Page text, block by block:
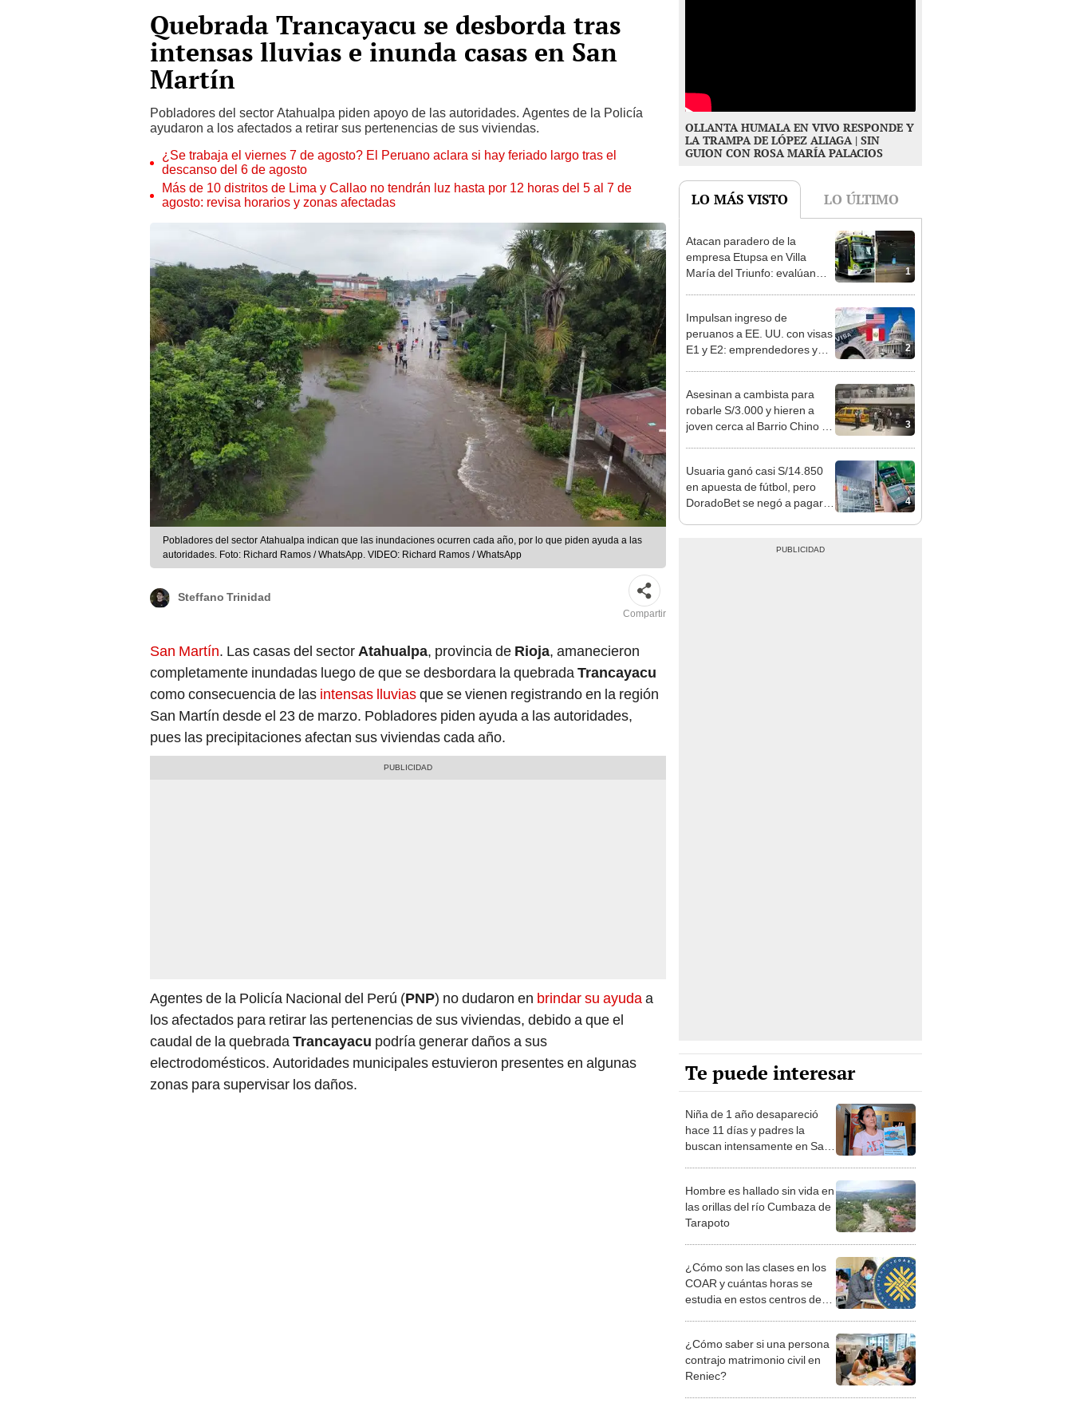
Quebrada Trancayacu se desborda tras
intensas lluvias e inunda casas en San
Martín
Pobladores del sector Atahualpa piden apoyo de las autoridades. Agentes de la Policía
ayudaron a los afectados a retirar sus pertenencias de sus viviendas.
¿Se trabaja el viernes 7 de agosto? El Peruano aclara si hay feriado largo tras el
descanso del 6 de agosto
Más de 10 distritos de Lima y Callao no tendrán luz hasta por 12 horas del 5 al 7 de
agosto: revisa horarios y zonas afectadas
Pobladores del sector Atahualpa indican que las inundaciones ocurren cada año, por lo que piden ayuda a las
autoridades. Foto: Richard Ramos / WhatsApp. VIDEO: Richard Ramos / WhatsApp
Steffano Trinidad
Compartir
San Martín. Las casas del sectorAtahualpa, provincia de Rioja, amanecieron
completamente inundadas luego de que se desbordara la quebradaTrancayacu
como consecuencia de las intensas lluviasque se vienen registrando en la región
San Martín desde el 23 de marzo. Pobladores piden ayuda a las autoridades,
pues las precipitaciones afectan sus viviendas cada año.
Agentes de la Policía Nacional del Perú (PNP) no dudaron en brindar su ayudaa
los afectados para retirar las pertenencias de sus viviendas, debido a que el
caudal de la quebradaTrancayacu podría generar daños a sus
electrodomésticos. Autoridades municipales estuvieron presentes en algunas
zonas para supervisar los daños.
OLLANTA HUMALA EN VIVO RESPONDE Y
LA TRAMPA DE LÓPEZ ALIAGA | SIN
GUION CON ROSA MARÍA PALACIOS
LO MÁS VISTO LO ÚLTIMO
1
Atacan paradero de la
empresa Etupsa en Villa
María del Triunfo: evalúan
2
Impulsan ingreso de
peruanos a EE. UU. con visas
E1 y E2: emprendedores y
3
Asesinan a cambista para
robarle S/3.000 y hieren a
joven cerca al Barrio Chino en
4
Usuaria ganó casi S/14.850
en apuesta de fútbol, pero
DoradoBet se negó a pagar:
Te puede interesar
Niña de 1 año desapareció
hace 11 días y padres la
buscan intensamente en San
Hombre es hallado sin vida en
las orillas del río Cumbaza de
Tarapoto
¿Cómo son las clases en los
COAR y cuántas horas se
estudia en estos centros de
¿Cómo saber si una persona
contrajo matrimonio civil en
Reniec?